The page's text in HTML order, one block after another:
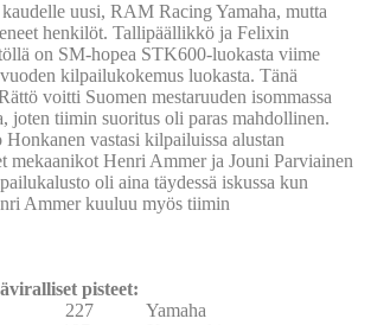
uusi, RAM Racing Yamaha, mutta
henkilöt. Tallipäällikkö ja Felixin
on SM-hopea STK600-luokasta viime
kilpailukokemus luokasta. Tänä
voitti Suomen mestaruuden isommassa
joten tiimin suoritus oli paras mahdollinen.
vastasi kilpailuissa alustan
mekaanikot Henri Ammer ja Jouni Parviainen
oli aina täydessä iskussa kun
Ammer kuuluu myös tiimin
pisteet:
227 Yamaha